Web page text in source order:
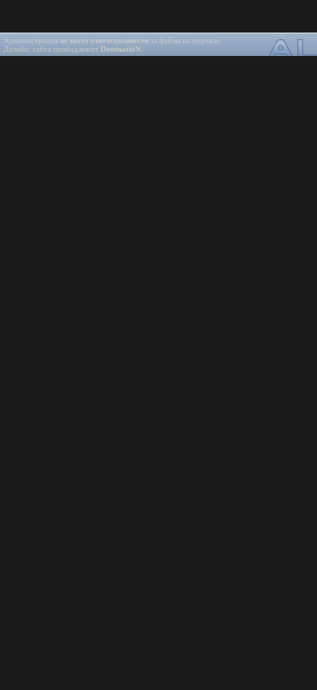
Администрация не несёт ответственности за файлы на портале.
Дизайн, сайта принадлежит DestinatioN